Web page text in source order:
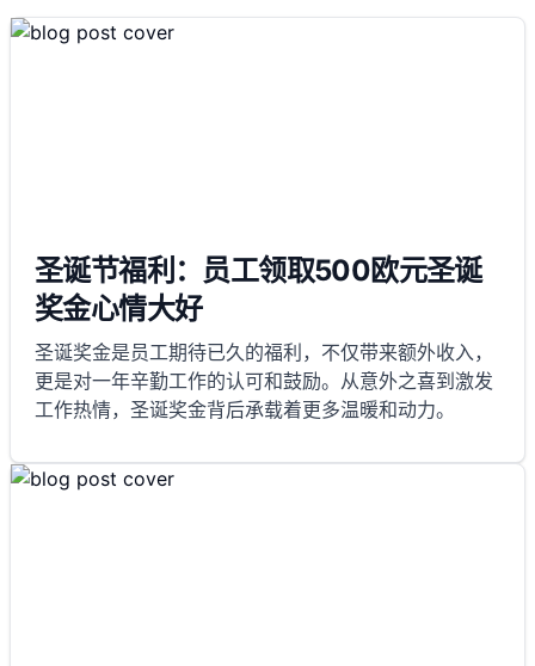
圣诞节福利：员工领取500欧元圣诞
奖金心情大好
圣诞奖金是员工期待已久的福利，不仅带来额外收入，
更是对一年辛勤工作的认可和鼓励。从意外之喜到激发
工作热情，圣诞奖金背后承载着更多温暖和动力。